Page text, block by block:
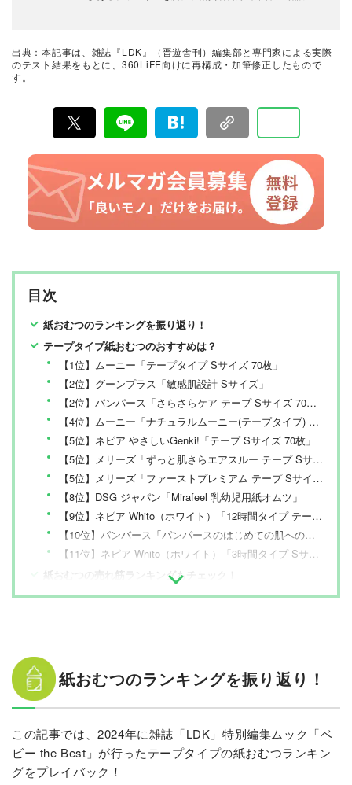
て見つけた「本当に良いもの」と「お役立ち情報」を厳
選してあなたにお届け。編集長・高橋咲彩を中心に、11
出典：本記事は、雑誌『LDK』（晋遊舎刊）編集部と専門家による実際
のテスト結果をもとに、360LiFE向けに再構成・加筆修正したもので
す。
目次
紙おむつのランキングを振り返り！
テープタイプ紙おむつのおすすめは？
【1位】ムーニー「テープタイプ Sサイズ 70枚」
【2位】グーンプラス「敏感肌設計 Sサイズ」
【2位】パンパース「さらさらケア テープ Sサイズ 70枚入り」
【4位】ムーニー「ナチュラルムーニー(テープタイプ) Sサイズ 58枚入り」
【5位】ネピア やさしいGenki!「テープ Sサイズ 70枚」
【5位】メリーズ「ずっと肌さらエアスルー テープ Sサイズ 82枚」
【5位】メリーズ「ファーストプレミアム テープ Sサイズ 66枚」
【8位】DSG ジャパン「Mirafeel 乳幼児用紙オムツ」
【9位】ネピア Whito（ホワイト）「12時間タイプ テープ」
【10位】パンパース「パンパースのはじめての肌へのいちばん Sサイズ」
【11位】ネピア Whito（ホワイト）「3時間タイプ Sサイズ」
紙おむつの売れ筋ランキングもチェック！
紙おむつのランキングを振り返り！
この記事では、2024年に雑誌「LDK」特別編集ムック「ベ
ビー the Best」が行ったテープタイプの紙おむつランキン
グをプレイバック！